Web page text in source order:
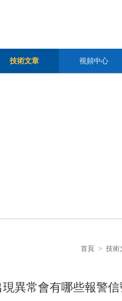
技術文章 視頻中心
首頁 > 技術
異常會有哪些報警信